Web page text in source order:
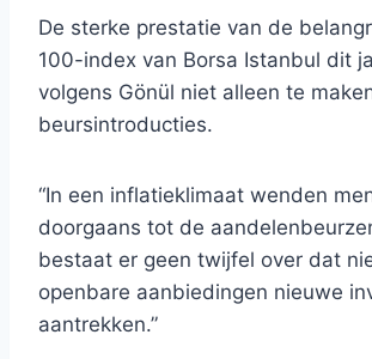
De sterke prestatie van de
100-index van Borsa Istanbul dit
volgens Gönül niet alleen te
beursintroducties.
“In een inflatieklimaat wenden
doorgaans tot de
bestaat er geen twijfel over dat
openbare aanbiedingen nieuwe
aantrekken.”